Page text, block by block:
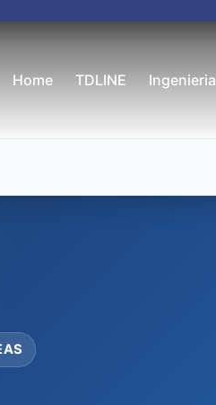
Home TDLINE Ingenieria